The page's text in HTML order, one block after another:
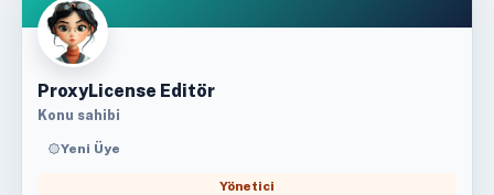
ProxyLicense Editör
Konu sahibi
Yeni Üye
Yönetici